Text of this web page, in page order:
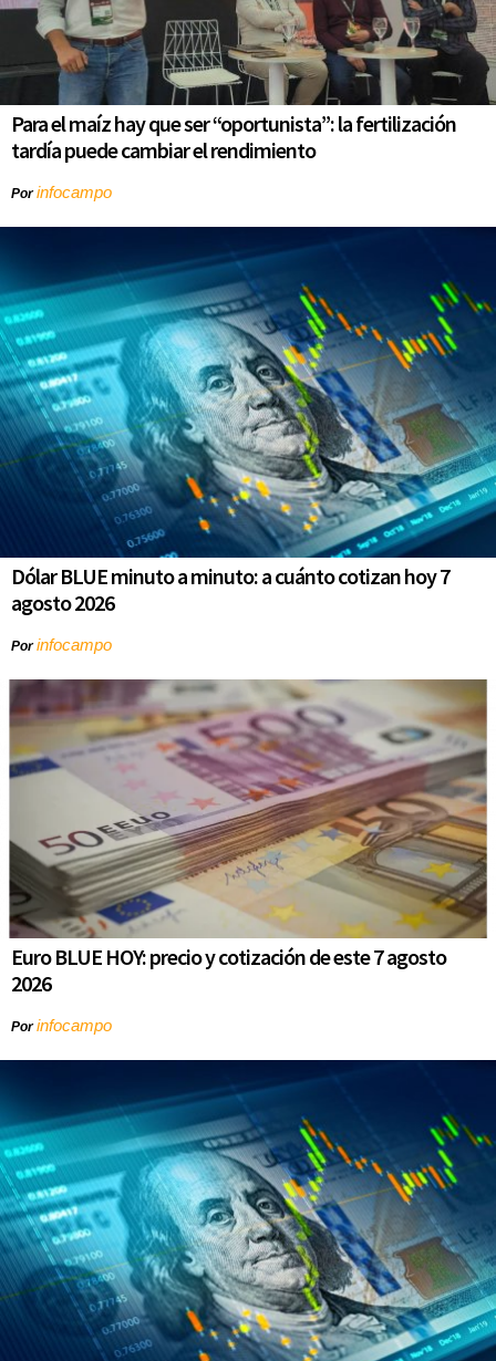
Para el maíz hay que ser “oportunista”: la fertilización
tardía puede cambiar el rendimiento
Porinfocampo
Dólar BLUE minuto a minuto: a cuánto cotizan hoy 7
agosto 2026
Porinfocampo
Euro BLUE HOY: precio y cotización de este 7 agosto
2026
Porinfocampo